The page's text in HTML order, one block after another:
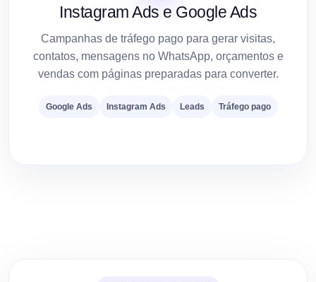
Instagram Ads e Google Ads
Campanhas de tráfego pago para gerar visitas,
contatos, mensagens no WhatsApp, orçamentos e
vendas com páginas preparadas para converter.
Google Ads Instagram Ads Leads Tráfego pago